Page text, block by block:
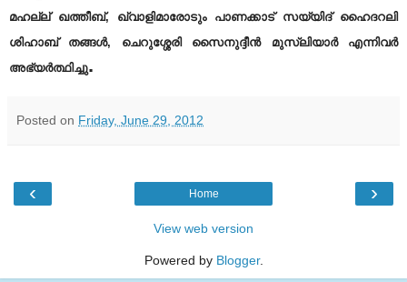
മഹല്ല് ഖത്തീബ്, ഖ്വാളിമാരോടും പാണക്കാട് സയ്യിദ് ഹൈദറലി
ശിഹാബ് തങ്ങള്‍, ചെറുശ്ശേരി സൈനുദ്ദീന്‍ മുസ്ലിയാര്‍ എന്നിവര്‍
അഭ്യര്‍ത്ഥിച്ചു.
Posted on Friday, June 29, 2012
‹ ›
Home
View web version
Powered by Blogger.